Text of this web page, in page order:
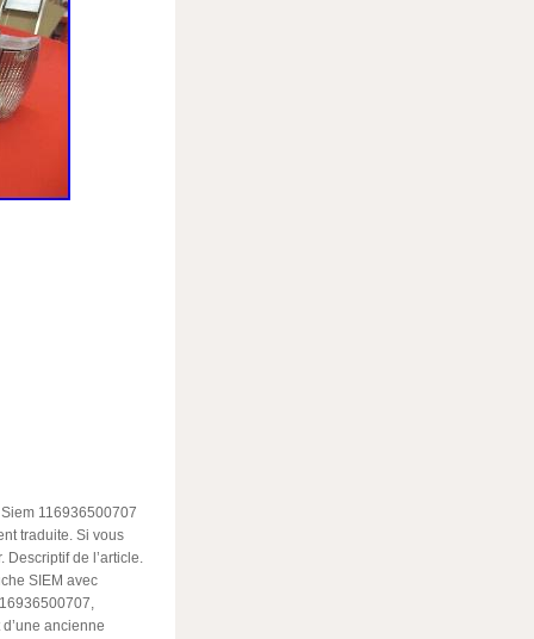
116936500707
traduite. Si vous
Descriptif de l’article.
SIEM avec
ancienne